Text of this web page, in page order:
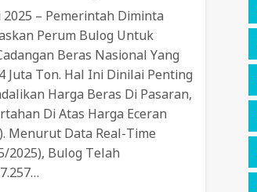
2025 – Pemerintah Diminta
Perum Bulog Untuk
Beras Nasional Yang
Juta Ton. Hal Ini Dinilai Penting
Harga Beras Di Pasaran,
Di Atas Harga Eceran
Menurut Data Real-Time
2025), Bulog Telah